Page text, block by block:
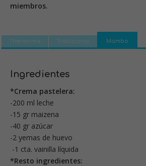
miembros.
Thermomix Tradicional Mambo
Ingredientes
*Crema pastelera:
-200 ml leche
-15 gr maizena
-40 gr azúcar
-2 yemas de huevo
-1 cta. vainilla líquida
*Resto ingredientes: